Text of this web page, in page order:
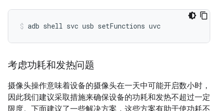
adb shell svc usb setFunctions uvc
考虑功耗和发热问题
摄像头操作意味着设备的摄像头在一天中可能开启数小时，
因此我们建议采取措施来确保设备的功耗和发热不超过一定
限度。下面建议了一些解决方案，这些方案有助于使功耗不